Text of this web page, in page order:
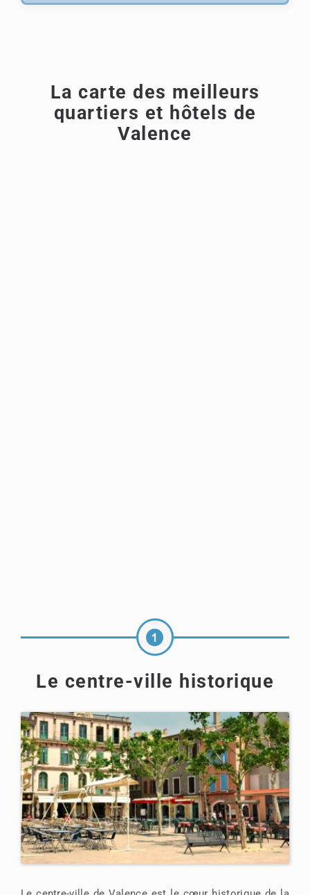
La carte des meilleurs
quartiers et hôtels de
Valence
Le centre-ville historique